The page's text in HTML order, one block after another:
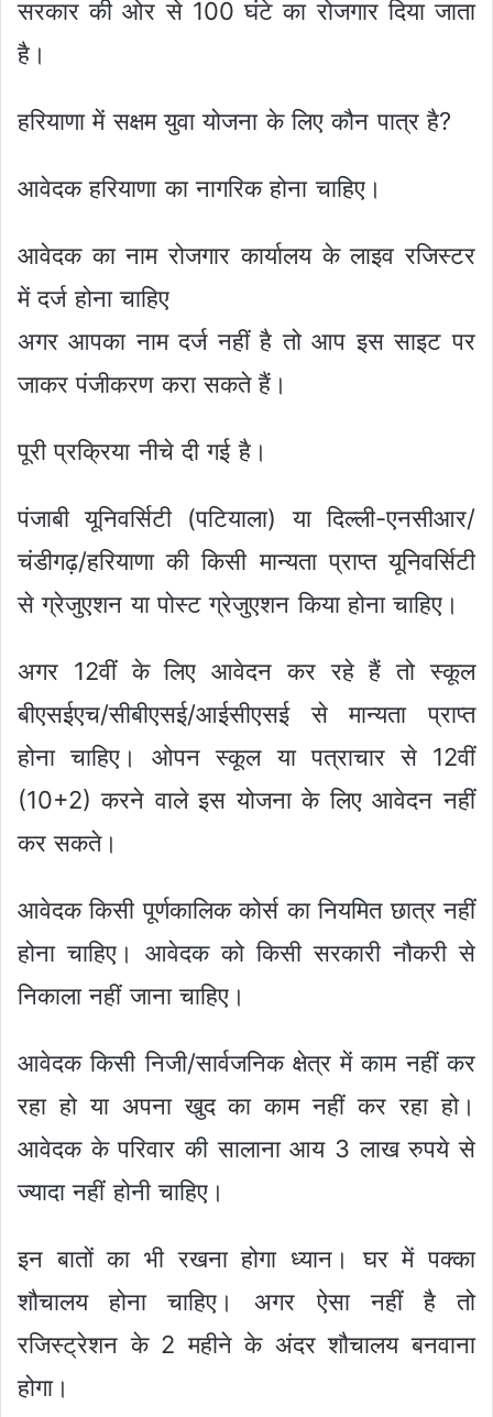
सरकार की ओर से 100 घंटे का रोजगार दिया जाता
है।
हरियाणा में सक्षम युवा योजना के लिए कौन पात्र है?
आवेदक हरियाणा का नागरिक होना चाहिए।
आवेदक का नाम रोजगार कार्यालय के लाइव रजिस्टर
में दर्ज होना चाहिए
अगर आपका नाम दर्ज नहीं है तो आप इस साइट पर
जाकर पंजीकरण करा सकते हैं।
पूरी प्रक्रिया नीचे दी गई है।
पंजाबी यूनिवर्सिटी (पटियाला) या दिल्ली-एनसीआर/
चंडीगढ़/हरियाणा की किसी मान्यता प्राप्त यूनिवर्सिटी
से ग्रेजुएशन या पोस्ट ग्रेजुएशन किया होना चाहिए।
अगर 12वीं के लिए आवेदन कर रहे हैं तो स्कूल
बीएसईएच/सीबीएसई/आईसीएसई से मान्यता प्राप्त
होना चाहिए। ओपन स्कूल या पत्राचार से 12वीं
(10+2) करने वाले इस योजना के लिए आवेदन नहीं
कर सकते।
आवेदक किसी पूर्णकालिक कोर्स का नियमित छात्र नहीं
होना चाहिए। आवेदक को किसी सरकारी नौकरी से
निकाला नहीं जाना चाहिए।
आवेदक किसी निजी/सार्वजनिक क्षेत्र में काम नहीं कर
रहा हो या अपना खुद का काम नहीं कर रहा हो।
आवेदक के परिवार की सालाना आय 3 लाख रुपये से
ज्यादा नहीं होनी चाहिए।
इन बातों का भी रखना होगा ध्यान। घर में पक्का
शौचालय होना चाहिए। अगर ऐसा नहीं है तो
रजिस्ट्रेशन के 2 महीने के अंदर शौचालय बनवाना
होगा।